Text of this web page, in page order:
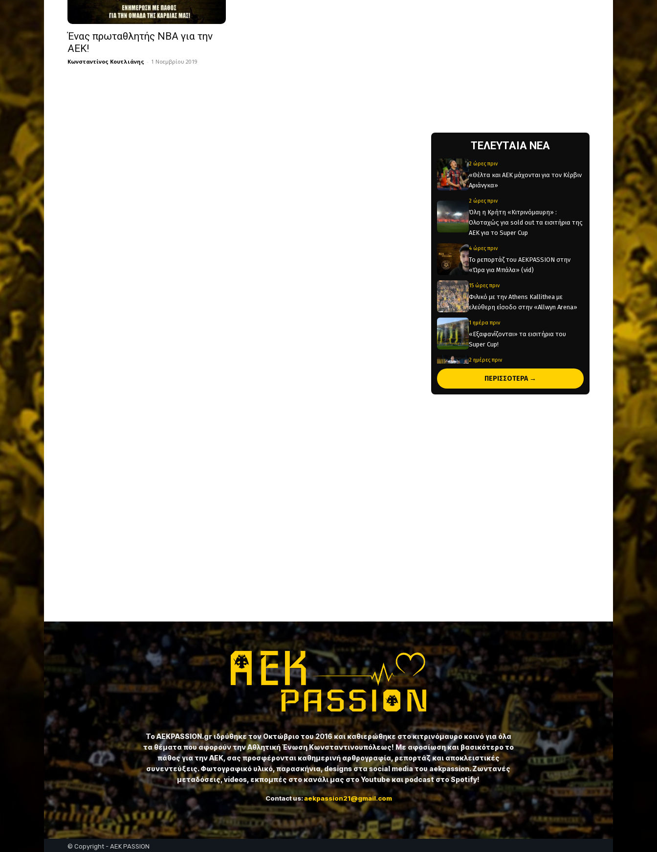
Ένας πρωταθλητής NBA για την
ΑΕΚ!
Κωνσταντίνος Κουτλιάνης - 1 Νοεμβρίου 2019
ΤΕΛΕΥΤΑΙΑ ΝΕΑ
2 ώρες πριν
«Θέλτα και ΑΕΚ μάχονται για τον Κέρβιν
Αριάνγκα»
2 ώρες πριν
Όλη η Κρήτη «Κιτρινόμαυρη» :
Ολοταχώς για sold out τα εισιτήρια της
ΑΕΚ για το Super Cup
4 ώρες πριν
Το ρεπορτάζ του AEKPASSION στην
«Ώρα για Μπάλα» (vid)
15 ώρες πριν
Φιλικό με την Athens Kallithea με
ελεύθερη είσοδο στην «Allwyn Arena»
1 ημέρα πριν
«Εξαφανίζονται» τα εισιτήρια του
Super Cup!
2 ημέρες πριν
Έρχεται στην Αθήνα για να υπογράψει
στην ΑΕΚ ο Βιτάλις!
ΠΕΡΙΣΣΟΤΕΡΑ →
Το ⁦AEKPASSION.gr⁩ ιδρύθηκε τον Οκτώβριο του 2016 και καθιερώθηκε στο κιτρινόμαυρο κοινό για όλα
τα θέματα που αφορούν την Αθλητική Ένωση Κωνσταντινουπόλεως! Με αφοσίωση και βασικότερο το
πάθος για την ΑΕΚ, σας προσφέρονται καθημερινή αρθρογραφία, ρεπορτάζ και αποκλειστικές
συνεντεύξεις. Φωτογραφικό υλικό, παρασκήνια, designs στα social media του aekpassion. Ζωντανές
μεταδόσεις, videos, εκπομπές στο κανάλι μας στο Youtube και podcast στο Spotify!
Contact us:aekpassion21@gmail.com
© Copyright - AEK PASSION